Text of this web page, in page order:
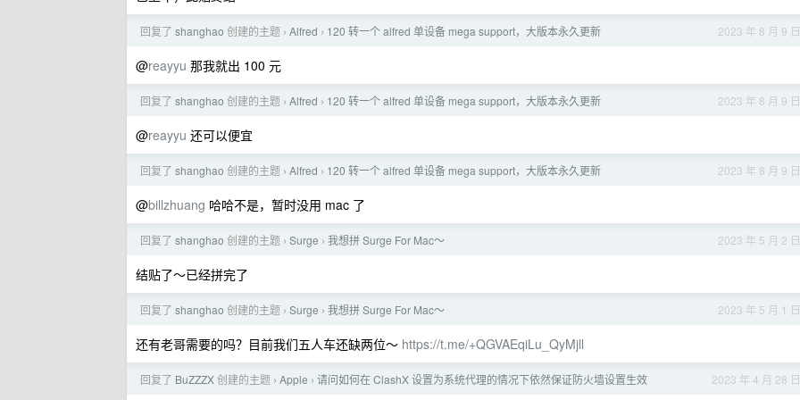
2023 年 8 月 9 日
回复了 shanghao 创建的主题 › Alfred › 120 转一个 alfred 单设备 mega support，大版本永久更新
@reayyu 那我就出 100 元
2023 年 8 月 9 日
回复了 shanghao 创建的主题 › Alfred › 120 转一个 alfred 单设备 mega support，大版本永久更新
@reayyu 还可以便宜
2023 年 8 月 9 日
回复了 shanghao 创建的主题 › Alfred › 120 转一个 alfred 单设备 mega support，大版本永久更新
@billzhuang 哈哈不是，暂时没用 mac 了
2023 年 5 月 2 日
回复了 shanghao 创建的主题 › Surge › 我想拼 Surge For Mac～
结贴了～已经拼完了
2023 年 5 月 1 日
回复了 shanghao 创建的主题 › Surge › 我想拼 Surge For Mac～
还有老哥需要的吗？目前我们五人车还缺两位～ https://t.me/+QGVAEqiLu_QyMjll
2023 年 4 月 28 日
回复了 BuZZZX创建的主题 › Apple › 请问如何在 ClashX 设置为系统代理的情况下依然保证防火墙设置生效